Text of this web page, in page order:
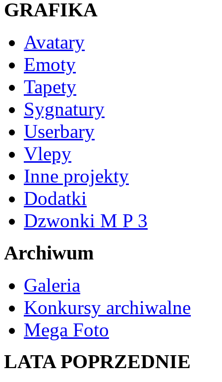
GRAFIKA
Avatary
Emoty
Tapety
Sygnatury
Userbary
Vlepy
Inne projekty
Dodatki
Dzwonki M P 3
Archiwum
Galeria
Konkursy archiwalne
Mega Foto
LATA POPRZEDNIE